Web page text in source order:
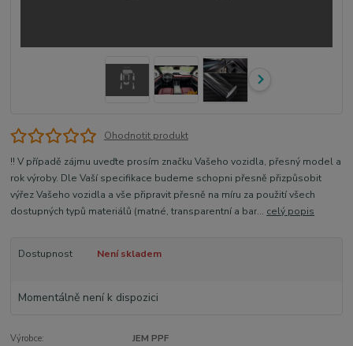
Ohodnotit produkt
!! V případě zájmu uveďte prosím značku Vašeho vozidla, přesný model a
rok výroby. Dle Vaší specifikace budeme schopni přesně přizpůsobit
výřez Vašeho vozidla a vše připravit přesně na míru za použití všech
dostupných typů materiálů (matné, transparentní a bar... celý popis
Dostupnost Není skladem
Momentálně není k dispozici
Výrobce: JEM PPF